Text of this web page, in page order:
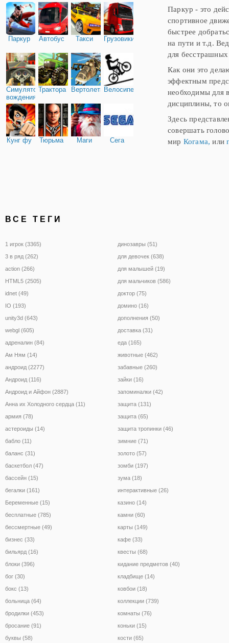
Паркур Автобус Такси Грузовики
Симулятор
вождения
Трактора ВертолетыВелосипед
Кунг фу Тюрьма Маги Сега
Паркур - это
спортивное
быстрее
на пути и т.д.
для
Как они это
эффектным
необходимы для
дисциплины, то
Здесь
совершать
мир Когама, или
ВСЕ ТЕГИ
1 игрок (3365)
3 в ряд (262)
action (266)
HTML5 (2505)
idnet (49)
IO (193)
unity3d (643)
webgl (605)
адреналин (84)
Ам Ням (14)
андроид (2277)
Андроид (116)
Андроид и Айфон (2887)
Анна их Холодного сердца (11)
армия (78)
астероиды (14)
бабло (11)
баланс (31)
баскетбол (47)
бассейн (15)
бегалки (161)
Беременные (15)
бесплатные (785)
бессмертные (49)
бизнес (33)
бильярд (16)
блоки (396)
бог (30)
бокс (13)
больница (64)
бродилки (453)
бросание (91)
буквы (58)
динозавры (51)
для девочек (638)
для малышей (19)
для мальчиков (586)
доктор (75)
домино (16)
дополнения (50)
доставка (31)
еда (165)
животные (462)
забавные (260)
зайки (16)
запоминалки (42)
защита (131)
защита (65)
защита тропинки (46)
зимние (71)
золото (57)
зомби (197)
зума (18)
интерактивные (26)
казино (14)
камни (60)
карты (149)
кафе (33)
квесты (68)
кидание предметов (40)
кладбище (14)
ковбои (18)
коллекции (739)
комнаты (76)
коньки (15)
кости (65)